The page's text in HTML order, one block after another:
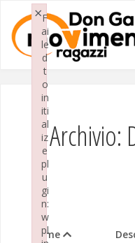
contenuto
Archivio:
Nome
F
ai
le
d
t
o
in
iti
al
iz
e
pl
u
gi
n:
w
pl
×